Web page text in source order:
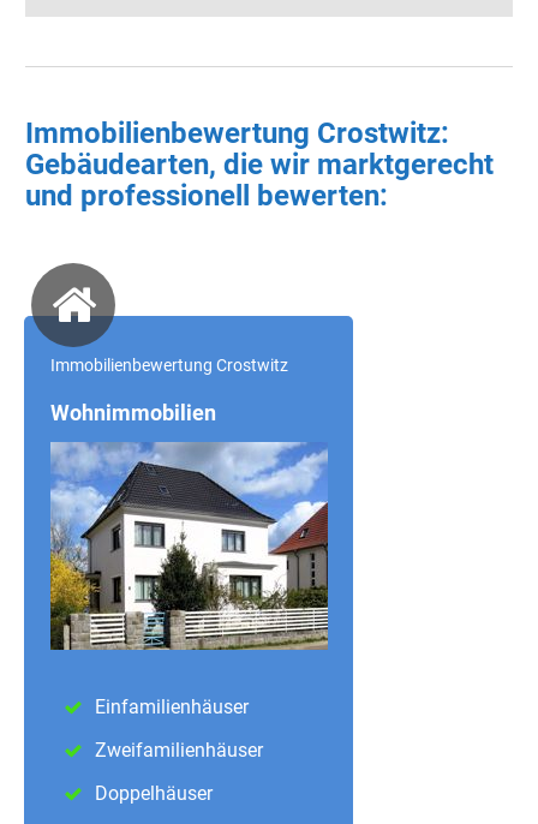
Immobilienbewertung Crostwitz:
Gebäudearten, die wir marktgerecht
und professionell bewerten:
Immobilienbewertung Crostwitz
Wohnimmobilien
Einfamilienhäuser
Zweifamilienhäuser
Doppelhäuser